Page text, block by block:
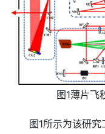
图1薄片飞
图1所示为该研究